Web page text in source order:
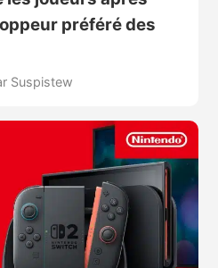
préféré des
Suspistew